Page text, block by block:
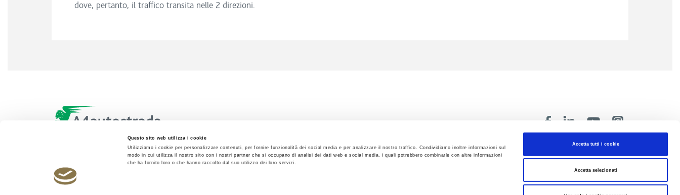
Questo sito web utilizza i cookie
Utilizziamo i cookie per personalizzare contenuti, per fornire funzionalità dei social media e per analizzare il nostro traffico. Condividiamo inoltre informazioni sul
modo in cui utilizza il nostro sito con i nostri partner che si occupano di analisi dei dati web e social media, i quali potrebbero combinarle con altre informazioni
che ha fornito loro o che hanno raccolto dal suo utilizzo dei loro servizi.
Accetta tutti i cookie
Accetta selezionati
dove, pertanto, il traffico transita nelle 2 direzioni.